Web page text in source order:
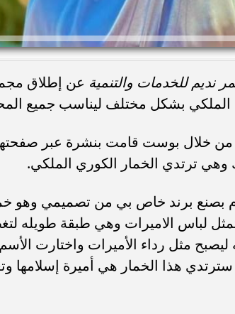
نديم للخدمات والتنمية عن إطلاق
الملكي بشكل مختلف ليناسب جميع
خلال بوست قامت بنشرة عبر
ترتدي الخمار الكوري الملكي.
بصنع برند خاص بي من تصميمي
لباس الاميرات وهي طبقة طويله
مثل رداء الأميرات واختارت
هذا الخمار هي أميرة إسلامها